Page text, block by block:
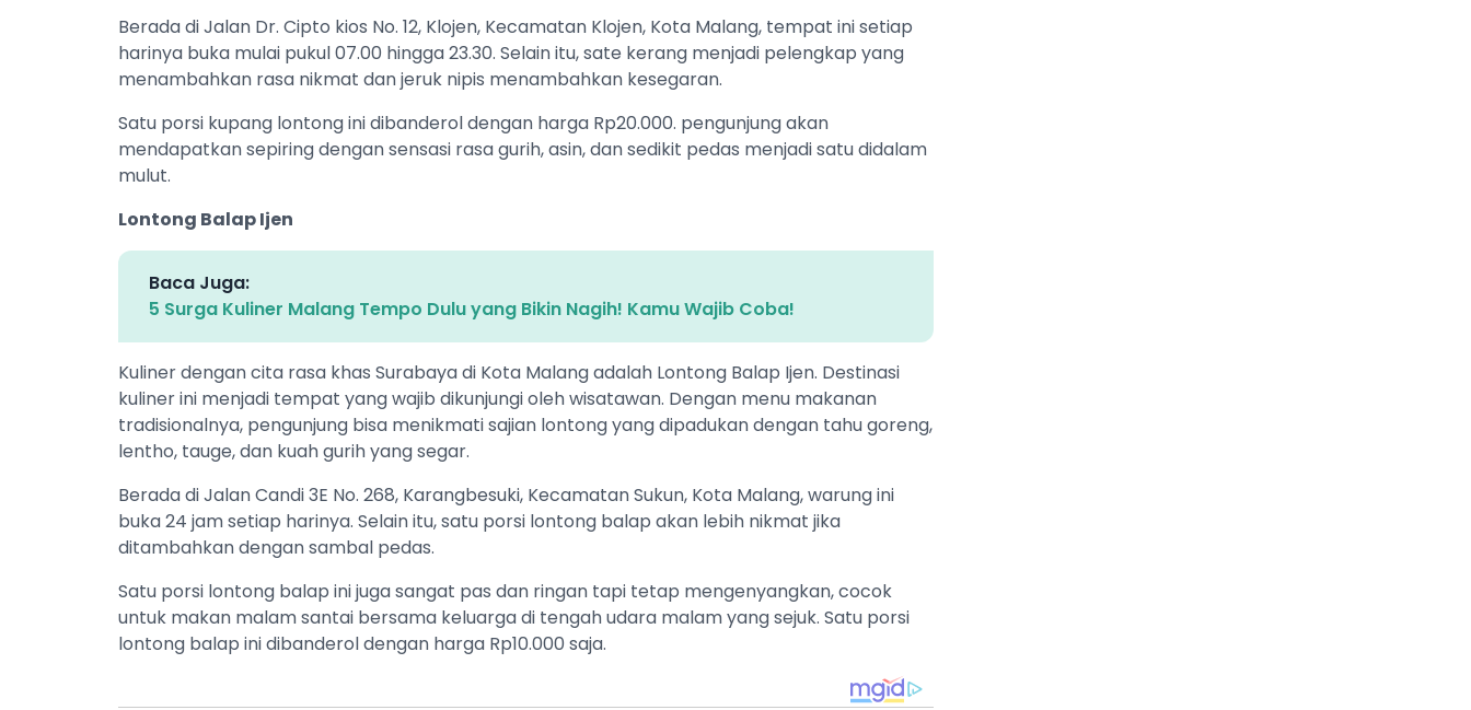
Berada di Jalan Dr. Cipto kios No. 12, Klojen, Kecamatan Klojen, Kota Malang, tempat ini setiap
harinya buka mulai pukul 07.00 hingga 23.30. Selain itu, sate kerang menjadi pelengkap yang
menambahkan rasa nikmat dan jeruk nipis menambahkan kesegaran.
Satu porsi kupang lontong ini dibanderol dengan harga Rp20.000. pengunjung akan
mendapatkan sepiring dengan sensasi rasa gurih, asin, dan sedikit pedas menjadi satu didalam
mulut.
Lontong Balap Ijen
Baca Juga:
5 Surga Kuliner Malang Tempo Dulu yang Bikin Nagih! Kamu Wajib Coba!
Kuliner dengan cita rasa khas Surabaya di Kota Malang adalah Lontong Balap Ijen. Destinasi
kuliner ini menjadi tempat yang wajib dikunjungi oleh wisatawan. Dengan menu makanan
tradisionalnya, pengunjung bisa menikmati sajian lontong yang dipadukan dengan tahu goreng,
lentho, tauge, dan kuah gurih yang segar.
Berada di Jalan Candi 3E No. 268, Karangbesuki, Kecamatan Sukun, Kota Malang, warung ini
buka 24 jam setiap harinya. Selain itu, satu porsi lontong balap akan lebih nikmat jika
ditambahkan dengan sambal pedas.
Satu porsi lontong balap ini juga sangat pas dan ringan tapi tetap mengenyangkan, cocok
untuk makan malam santai bersama keluarga di tengah udara malam yang sejuk. Satu porsi
lontong balap ini dibanderol dengan harga Rp10.000 saja.